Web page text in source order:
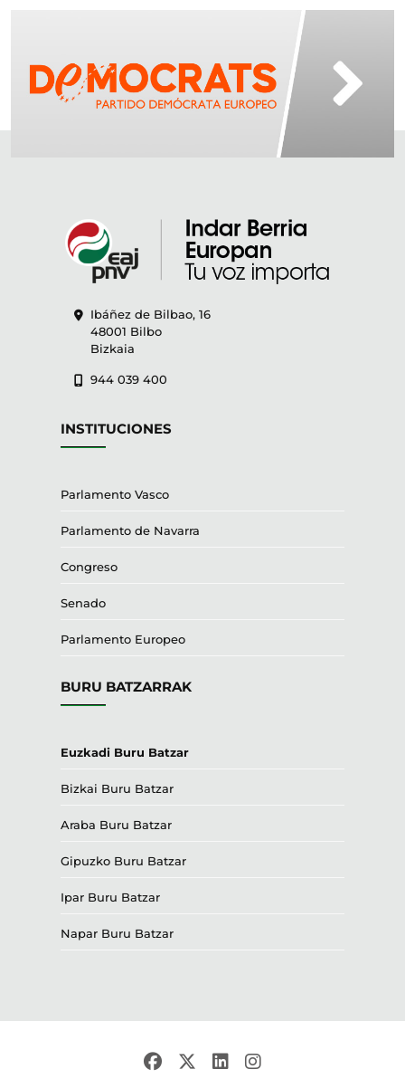
Ibáñez de Bilbao, 16
48001 Bilbo
Bizkaia
944 039 400
INSTITUCIONES
Parlamento Vasco
Parlamento de Navarra
Congreso
Senado
Parlamento Europeo
BURU BATZARRAK
Euzkadi Buru Batzar
Bizkai Buru Batzar
Araba Buru Batzar
Gipuzko Buru Batzar
Ipar Buru Batzar
Napar Buru Batzar